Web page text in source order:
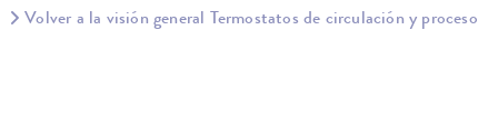
Volver a la visión general Termostatos de circulación y proceso